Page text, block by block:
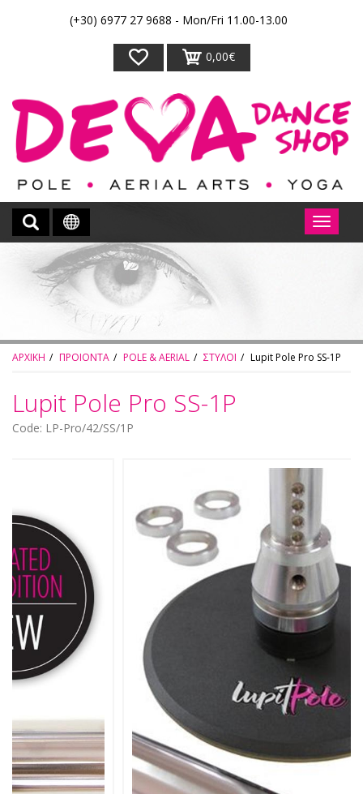
(+30) 6977 27 9688 - Mon/Fri 11.00-13.00
0,00€
ΑΡΧΙΚΗ ΠΡΟΙΟΝΤΑ POLE & AERIAL ΣΤΥΛΟΙ Lupit Pole Pro SS-1P
Lupit Pole Pro SS-1P
Code: LP-Pro/42/SS/1P